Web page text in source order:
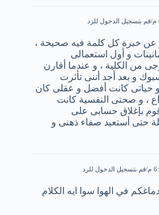
قم بتسجيل الدخول للرد
و عن خبرة كل كلمة فيه صحيحة ،
و أول استعمالى
من الكلية ، و عندما أقارن
و بعد أجد أننى تأثرت
حياتى كانت أفضل و عقلى كان
، و صحتى النفسية كانت
بإغلاق حسابى على
حتى أستعيد صفاء ذهنى و
قم بتسجيل الدخول للرد
في الهوا سوا ايه الكلام